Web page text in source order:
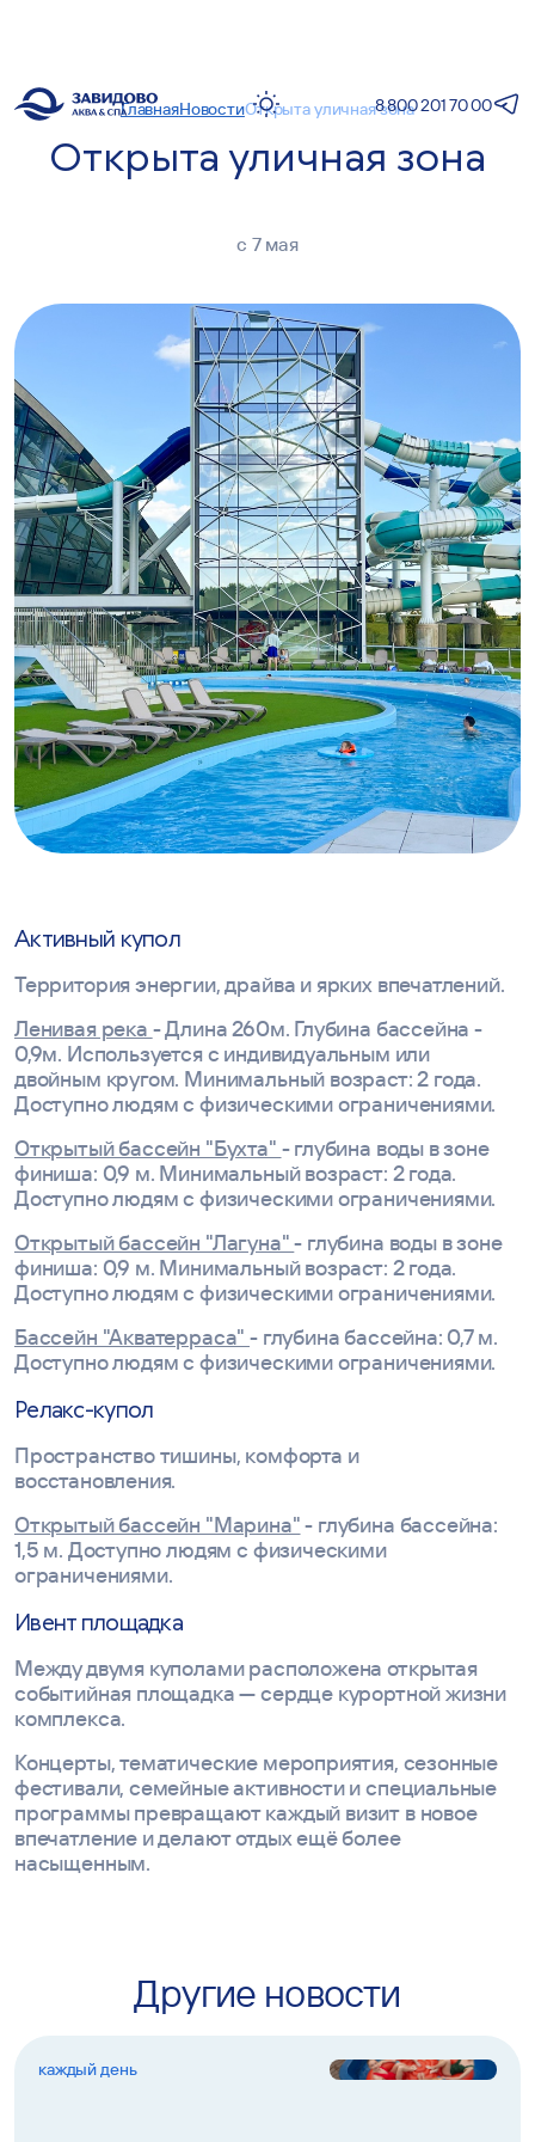
+29°С
8 800 201 70 00
ГлавнаяНовостиОткрыта уличная зона
Открыта уличная зона
с 7 мая
Активный купол
Территория энергии, драйва и ярких впечатлений.
Ленивая река - Длина 260м. Глубина бассейна -
0,9м. Используется с индивидуальным или
двойным кругом. Минимальный возраст: 2 года.
Доступно людям с физическими ограничениями.
Открытый бассейн "Бухта" - глубина воды в зоне
финиша: 0,9 м. Минимальный возраст: 2 года.
Доступно людям с физическими ограничениями.
Открытый бассейн "Лагуна"- глубина воды в зоне
финиша: 0,9 м. Минимальный возраст: 2 года.
Доступно людям с физическими ограничениями.
Бассейн "Акватерраса"- глубина бассейна: 0,7 м.
Доступно людям с физическими ограничениями.
Релакс-купол
Пространство тишины, комфорта и
восстановления.
Открытый бассейн "Марина"- глубина бассейна:
1,5 м. Доступно людям с физическими
ограничениями.
Ивент площадка
Между двумя куполами расположена открытая
событийная площадка — сердце курортной жизни
комплекса.
Концерты, тематические мероприятия, сезонные
фестивали, семейные активности и специальные
программы превращают каждый визит в новое
впечатление и делают отдых ещё более
насыщенным.
Другие новости
каждый день